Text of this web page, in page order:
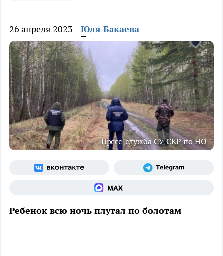
26 апреля 2023 Юля Бакаева
Пресс-служба СУ СКР по НО
Ребенок всю ночь плутал по болотам